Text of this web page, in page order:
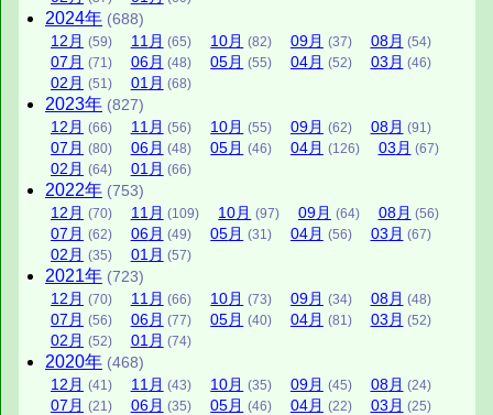
2024年 (688)
12 月 (59) 11 月 (65) 10月 (82) 09月 (37) 08月 (54)
07 月 (71) 06月 (48) 05月 (55) 04月 (52) 03 月 (46)
02 月 (51) 01 月 (68)
2023年 (827)
12 月 (66) 11 月 (56) 10月 (55) 09月 (62) 08月 (91)
07 月 (80) 06月 (48) 05月 (46) 04月 (126) 03 月 (67)
02 月 (64) 01 月 (66)
2022年 (753)
12 月 (70) 11 月 (109) 10月 (97) 09月 (64) 08月 (56)
07 月 (62) 06月 (49) 05月 (31) 04月 (56) 03 月 (67)
02 月 (35) 01 月 (57)
2021年 (723)
12 月 (70) 11 月 (66) 10月 (73) 09月 (34) 08月 (48)
07 月 (56) 06月 (77) 05月 (40) 04月 (81) 03 月 (52)
02 月 (52) 01 月 (74)
2020年 (468)
12 月 (41) 11 月 (43) 10月 (35) 09月 (45) 08月 (24)
07 月 (21) 06月 (35) 05月 (46) 04月 (22) 03 月 (25)